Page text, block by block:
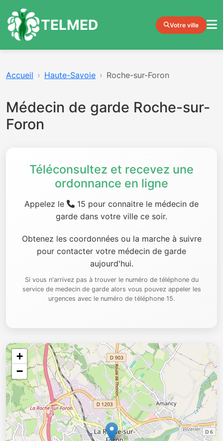
TELMED Votre ville
Accueil Haute-Savoie Roche-sur-Foron
Médecin de garde Roche-sur-
Foron
Téléconsultez et recevez une
ordonnance en ligne
Appelez le
15 pour connaitre le médecin de
garde dans votre ville ce soir.
Obtenez les coordonnées ou la marche à suivre
pour contacter votre médecin de garde
aujourd'hui.
Si vous n'arrivez pas à trouver le numéro de téléphone du
service de medecin de garde alors vous pouvez appeler les
urgences avec le numéro de téléphone 15.
+
−